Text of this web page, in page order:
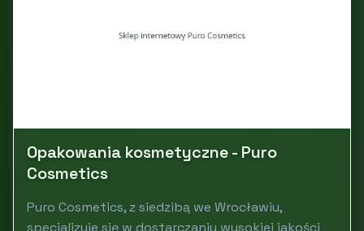
Opakowania kosmetyczne - Puro
Cosmetics
Puro Cosmetics, z siedzibą we Wrocławiu,
specjalizuje się w dostarczaniu wysokiej jakości